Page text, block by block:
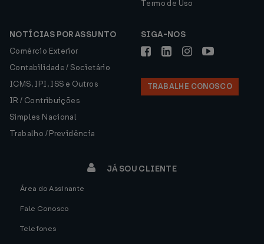
Termo de Uso
NOTÍCIAS POR ASSUNTO
Comércio Exterior
Contabilidade / Societário
ICMS, IPI, ISS e Outros
IR / Contribuições
Simples Nacional
Trabalho / Previdência
SIGA-NOS
TRABALHE CONOSCO
JÁ SOU CLIENTE
Área do Assinante
Fale Conosco
Telefones